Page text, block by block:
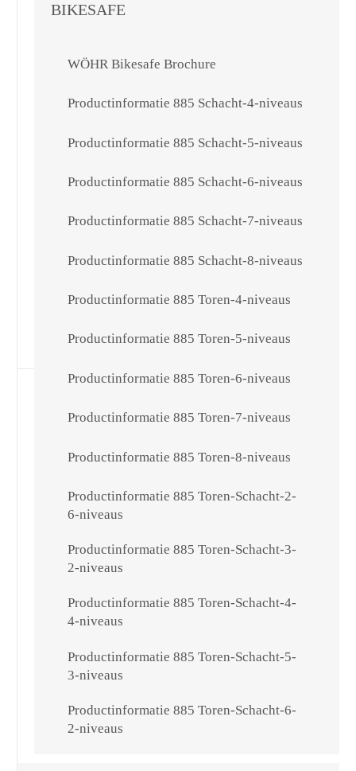
BIKESAFE
WÖHR Bikesafe Brochure
Productinformatie 885 Schacht-4-niveaus
Productinformatie 885 Schacht-5-niveaus
Productinformatie 885 Schacht-6-niveaus
Productinformatie 885 Schacht-7-niveaus
Productinformatie 885 Schacht-8-niveaus
Productinformatie 885 Toren-4-niveaus
Productinformatie 885 Toren-5-niveaus
Productinformatie 885 Toren-6-niveaus
Productinformatie 885 Toren-7-niveaus
Productinformatie 885 Toren-8-niveaus
Productinformatie 885 Toren-Schacht-2-
6-niveaus
Productinformatie 885 Toren-Schacht-3-
2-niveaus
Productinformatie 885 Toren-Schacht-4-
4-niveaus
Productinformatie 885 Toren-Schacht-5-
3-niveaus
Productinformatie 885 Toren-Schacht-6-
2-niveaus